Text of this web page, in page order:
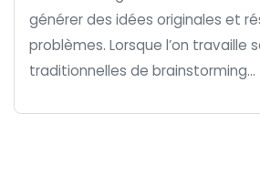
générer des idées originales et
problèmes. Lorsque l’on travaille
traditionnelles de brainstorming...